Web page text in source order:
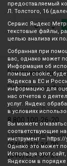
Все права
Политика
Звонок по
8 800 100-26-20
Принимаем
(846) 207-34-20
(846) 207-34-21
предоставляемый
Л. Толстого, 16
Сервис Яндекс
текстовые файлы,
целью анализа их
Собранная при
вас, однако может
Информация об
помощи cookie,
Яндекса в ЕС и
информацию для
нас отчетов о
услуг. Яндекс
в условиях
Вы можете
соответствующие
инструмент —
Однако это может
Используя этот
Яндексом в порядке